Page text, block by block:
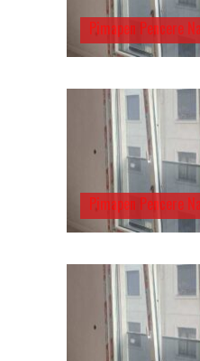
Pimapen Pencere
Pimapen Pencere